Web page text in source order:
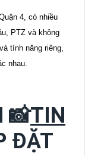
4, có nhiều
PTZ và không
tính năng riêng,
nhau.
📸TIN
ĐẶT